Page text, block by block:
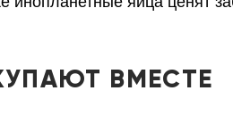
ВМЕСТЕ